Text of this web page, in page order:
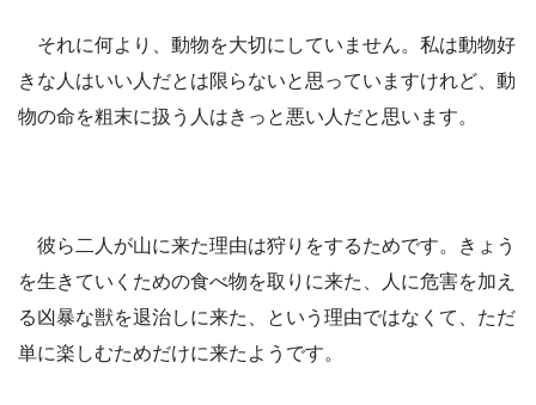
それに何より、動物を大切にしていません。私は動物好
きな人はいい人だとは限らないと思っていますけれど、動
物の命を粗末に扱う人はきっと悪い人だと思います。
彼ら二人が山に来た理由は狩りをするためです。きょう
を生きていくための食べ物を取りに来た、人に危害を加え
る凶暴な獣を退治しに来た、という理由ではなくて、ただ
単に楽しむためだけに来たようです。